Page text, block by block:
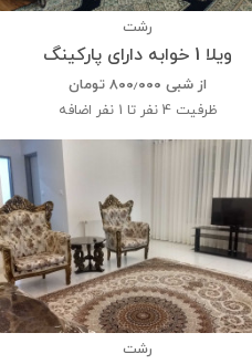
رشت
ویلا 1 خوابه دارای پارکینگ
از شبی ۸۰۰٫۰۰۰ تومان
ظرفیت 4 نفر تا 1 نفر اضافه
رشت